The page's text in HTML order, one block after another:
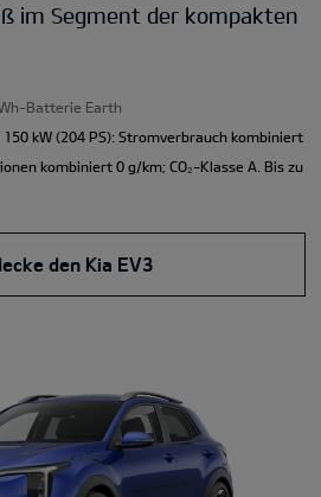
im Segment der kompakten
Batterie Earth
kW (204 PS): Stromverbrauch kombiniert
kombiniert 0 g/km; CO₂-Klasse A. Bis zu
den Kia EV3